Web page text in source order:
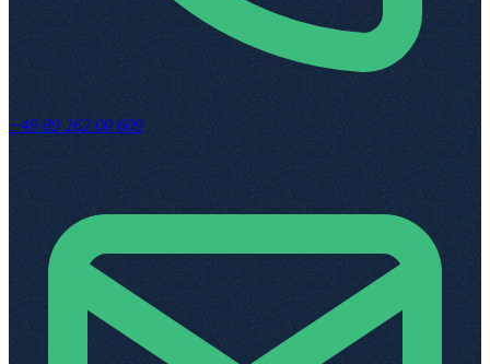
+49 89 262 00 609